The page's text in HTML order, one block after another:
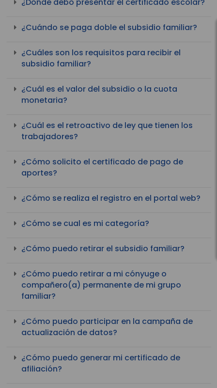
¿Cuándo se paga doble el subsidio familiar?
¿Cuáles son los requisitos para recibir el
subsidio familiar?
¿Cuál es el valor del subsidio o la cuota
monetaria?
¿Cuál es el retroactivo de ley que tienen los
trabajadores?
¿Cómo solicito el certificado de pago de
aportes?
¿Cómo se realiza el registro en el portal web?
¿Cómo se cual es mi categoría?
¿Cómo puedo retirar el subsidio familiar?
¿Cómo puedo retirar a mi cónyuge o
compañero(a) permanente de mi grupo
familiar?
¿Cómo puedo participar en la campaña de
actualización de datos?
¿Cómo puedo generar mi certificado de
afiliación?